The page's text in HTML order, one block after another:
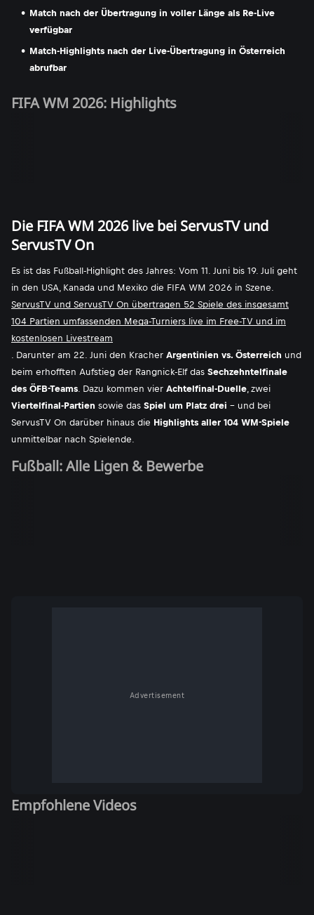
Match nach der Übertragung in voller Länge als Re-Live
verfügbar
Match-Highlights nach der Live-Übertragung in Österreich
abrufbar
FIFA WM 2026: Highlights
Die FIFA WM 2026 live bei ServusTV und
ServusTV On
Es ist das Fußball-Highlight des Jahres: Vom 11. Juni bis 19. Juli geht
in den USA, Kanada und Mexiko die FIFA WM 2026 in Szene.
ServusTV und ServusTV On übertragen 52 Spiele des insgesamt
104 Partien umfassenden Mega-Turniers live im Free-TV und im
kostenlosen Livestream
. Darunter am 22. Juni den Kracher Argentinien vs. Österreich und
beim erhofften Aufstieg der Rangnick-Elf das Sechzehntelfinale
des ÖFB-Teams. Dazu kommen vier Achtelfinal-Duelle, zwei
Viertelfinal-Partien sowie das Spiel um Platz drei - und bei
ServusTV On darüber hinaus die Highlights aller 104 WM-Spiele
unmittelbar nach Spielende.
Fußball: Alle Ligen & Bewerbe
Advertisement
Empfohlene Videos